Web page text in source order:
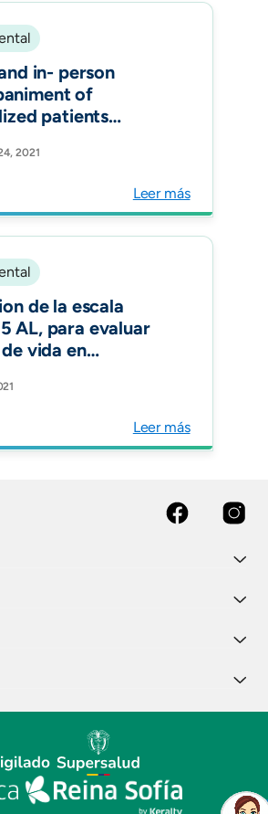
in- person
of
patients
in Colombia. Rev
2021
Leer más
de la escala
AL, para evaluar
vida en
al español
Leer más
facebook instagram